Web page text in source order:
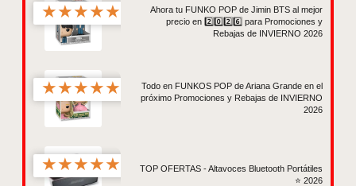
★★★★★
Ahora tu FUNKO POP de Jimin BTS al mejor
precio en 2️⃣0️⃣2️⃣6️⃣ para Promociones y
Rebajas de INVIERNO 2026
★★★★★
Todo en FUNKOS POP de Ariana Grande en el
próximo Promociones y Rebajas de INVIERNO
2026
★★★★★
TOP OFERTAS - Altavoces Bluetooth Portátiles
⭐ 2026